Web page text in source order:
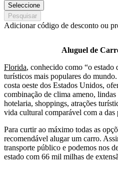
Seleccione
Pesquisar
Adicionar código de desconto ou
Aluguel de
Florida, conhecido como “o estado
turísticos mais populares do
costa oeste dos Estados Unidos,
combinação de clima ameno,
hotelaria, shoppings, atrações
vida cultural comparável com a
Para curtir ao máximo todas as
recomendável alugar um carro.
transporte público e podemos nos
estado com 66 mil milhas de